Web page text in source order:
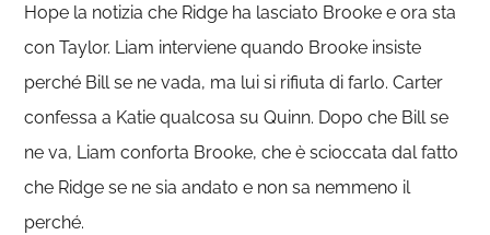
Hope la notizia che Ridge ha lasciato Brooke e ora sta
con Taylor. Liam interviene quando Brooke insiste
perché Bill se ne vada, ma lui si rifiuta di farlo. Carter
confessa a Katie qualcosa su Quinn. Dopo che Bill se
ne va, Liam conforta Brooke, che è scioccata dal fatto
che Ridge se ne sia andato e non sa nemmeno il
perché.